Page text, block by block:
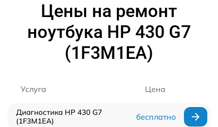
Цены на ремонт
ноутбука HP 430 G7
(1F3M1EA)
Услуга Цена
Диагностика HP 430 G7
(1F3M1EA)
бесплатно